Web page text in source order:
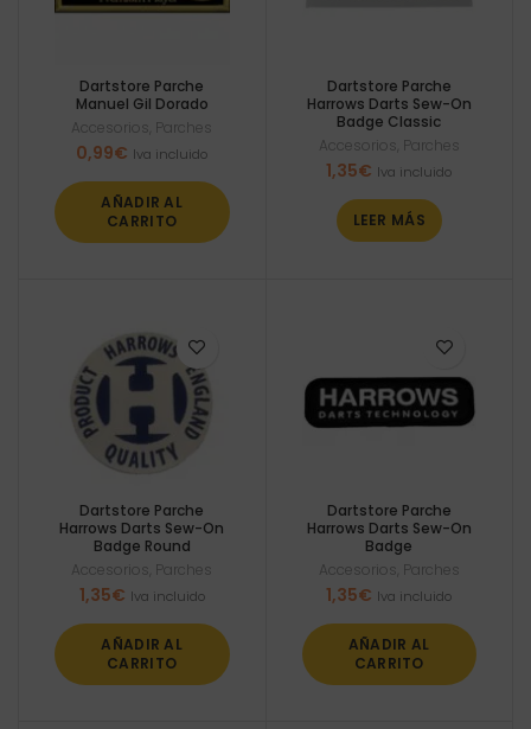
Dartstore Parche
Manuel Gil Dorado
Accesorios Parches
0,99€ Iva incluido
AÑADIR AL
CARRITO
Dartstore Parche
Harrows Darts Sew-On
Badge Classic
Accesorios Parches
1,35€ Iva incluido
LEER MÁS
Dartstore Parche
Harrows Darts Sew-On
Badge Round
Accesorios Parches
1,35€ Iva incluido
AÑADIR AL
CARRITO
Dartstore Parche
Harrows Darts Sew-On
Badge
Accesorios Parches
1,35€ Iva incluido
AÑADIR AL
CARRITO